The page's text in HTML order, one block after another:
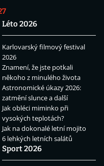
Léto 2026
Karlovarský filmový festival
2026
Znamení, že jste potkali
někoho z minulého života
Astronomické úkazy 2026:
zatmění slunce a další
Jak obléci miminko při
vysokých teplotách?
Jak na dokonalé letní mojito
6 lehkých letních salátů
Sport 2026